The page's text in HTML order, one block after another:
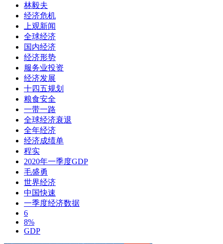
林毅夫
经济危机
上观新闻
全球经济
国内经济
经济形势
服务业投资
经济发展
十四五规划
粮食安全
一带一路
全球经济衰退
全年经济
经济成绩单
程实
2020年一季度GDP
毛盛勇
世界经济
中国快速
一季度经济数据
6
8%
GDP